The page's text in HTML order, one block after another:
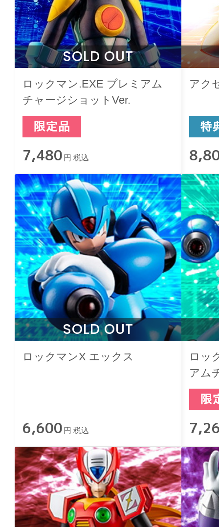
SOLD OUT
ロックマン.EXE プレミアム
チャージショットVer.
7,480 円 税込
アク
SOLD OUT
ロックマンX エックス
6,600 円 税込
ロッ
アム